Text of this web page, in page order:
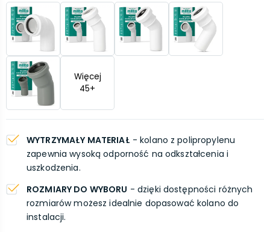
Więcej
45+
WYTRZYMAŁY MATERIAŁ - kolano z polipropylenu
zapewnia wysoką odporność na odkształcenia i
uszkodzenia.
ROZMIARY DO WYBORU - dzięki dostępności różnych
rozmiarów możesz idealnie dopasować kolano do
instalacji.